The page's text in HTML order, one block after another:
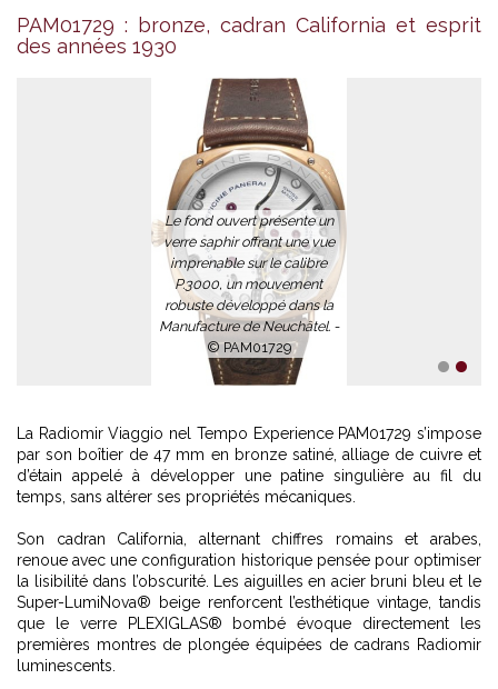
PAM01729 : bronze, cadran California et esprit
des années 1930
vintage des montres de plongée historiques des années 1930 et
1940. -
La Radiomir Viaggio nel Tempo Experience PAM01729 s’impose
par son boîtier de 47 mm en bronze satiné, alliage de cuivre et
d’étain appelé à développer une patine singulière au fil du
temps, sans altérer ses propriétés mécaniques.
Son cadran California, alternant chiffres romains et arabes,
renoue avec une configuration historique pensée pour optimiser
la lisibilité dans l’obscurité. Les aiguilles en acier bruni bleu et le
Super-LumiNova® beige renforcent l’esthétique vintage, tandis
que le verre PLEXIGLAS® bombé évoque directement les
premières montres de plongée équipées de cadrans Radiomir
luminescents.